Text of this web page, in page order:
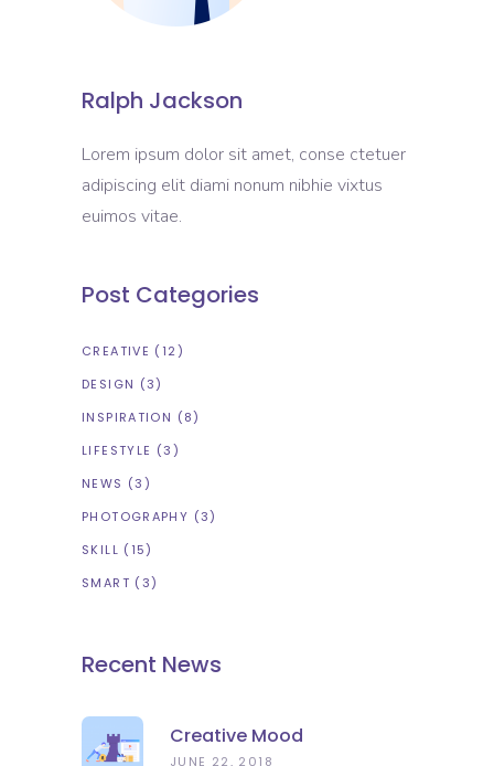
Ralph Jackson
Lorem ipsum dolor sit amet, conse ctetuer
adipiscing elit diami nonum nibhie vixtus
euimos vitae.
Post Categories
CREATIVE (12)
DESIGN (3)
INSPIRATION (8)
LIFESTYLE (3)
NEWS (3)
PHOTOGRAPHY (3)
SKILL (15)
SMART (3)
Recent News
Creative Mood
JUNE 22, 2018